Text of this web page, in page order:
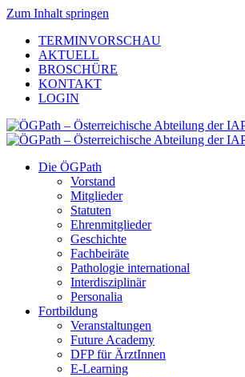
Zum Inhalt springen
TERMINVORSCHAU
AKTUELL
BROSCHÜRE
KONTAKT
LOGIN
Die ÖGPath
Vorstand
Mitglieder
Statuten
Ehrenmitglieder
Geschichte
Fachbeiräte
Pathologie international
Interdisziplinär
Personalia
Fortbildung
Veranstaltungen
Future Academy
DFP für ÄrztInnen
E-Learning